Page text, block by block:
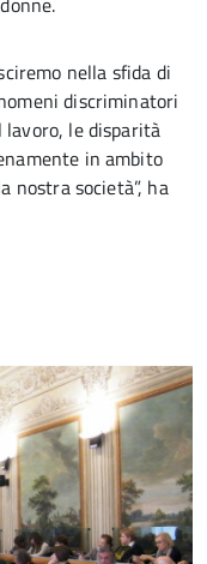
nella sfida di
discriminatori
lavoro, le disparità
in ambito
nostra società”, ha